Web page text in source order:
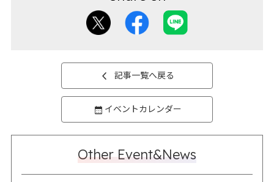
記事一覧へ戻る
イベントカレンダー
Other Event&News